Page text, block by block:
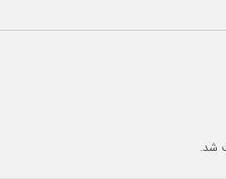
شد.